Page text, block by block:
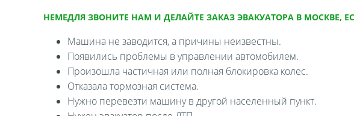
НЕМЕДЛЯ ЗВОНИТЕ НАМ И ДЕЛАЙТЕ ЗАКАЗ ЭВАКУАТОРА В МОСКВЕ,
Машина не заводится, а причины неизвестны.
Появились проблемы в управлении автомобилем.
Произошла частичная или полная блокировка колес.
Отказала тормозная система.
Нужно перевезти машину в другой населенный пункт.